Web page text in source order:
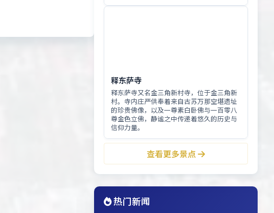
释东萨寺
释东萨寺又名金三角新村寺，位于金三角新
村。寺内庄严供奉着来自古苏万那空堪遗址
的珍贵佛像，以及一尊素白卧佛与一百零八
尊金色立佛，静谧之中传递着悠久的历史与
信仰力量。
查看更多景点
热门新闻